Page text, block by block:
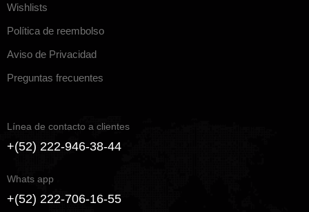
Wishlists
Política de reembolso
Aviso de Privacidad
Preguntas frecuentes
Línea de contacto a clientes
+(52) 222-946-38-44
Whats app
+(52) 222-706-16-55